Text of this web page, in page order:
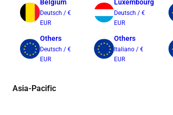
Belgium
Deutsch / €
EUR
Luxembourg
Deutsch / €
EUR
Others
Deutsch / €
EUR
Others
Italiano / €
EUR
Asia-Pacific